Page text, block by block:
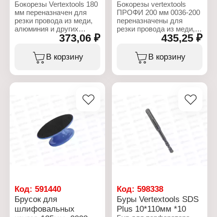
Бокорезы Vertextools 180
мм переназначен для
резки провода из меди,
алюминия и других
цветных металлов, для
выполнения небольших
резов металла,
пластмассы. Инструмент
Бренд: Vertextools
Артикул: 0036-180
Тип товара: Бокорезы
Модель: "ПРОФИ"
Материал губок: CrV
Твердость стали: 45,5
HRC
Твердость кромки: 53
373,06 ₽
В корзину
Бокорезы vertextools
ПРОФИ 200 мм 0036-200
переназначены для
резки провода из меди,
алюминия и других
цветных металлов, для
выполнения небольших
резов металла,
основном небольшого
Характеристики:
Бренд: Vertextools
Артикул: 0036-200
Тип товара: Бокорезы
Модель: "ПРОФИ"
рукоятки
Материал губок: CrV
Твердость стали: 45,5
HRC
435,25 ₽
В корзину
Код: 591440
Брусок для
шлифовальных
Код:598338
Буры Vertextools SDS
Plus 10*110мм *10